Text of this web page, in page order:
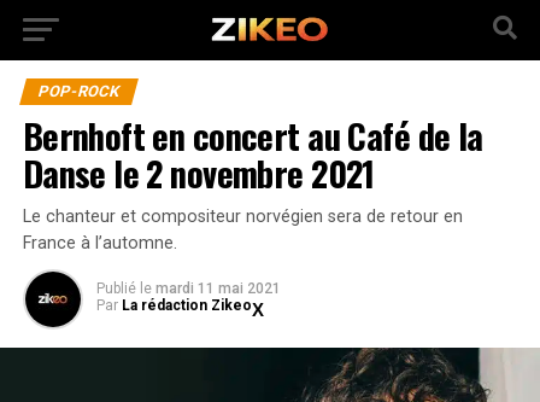
POP-ROCK
Bernhoft en concert au Café de la
Danse le 2 novembre 2021
Le chanteur et compositeur norvégien sera de retour en
France à l’automne.
Publié le mardi 11 mai 2021
Par La rédaction Zikeo